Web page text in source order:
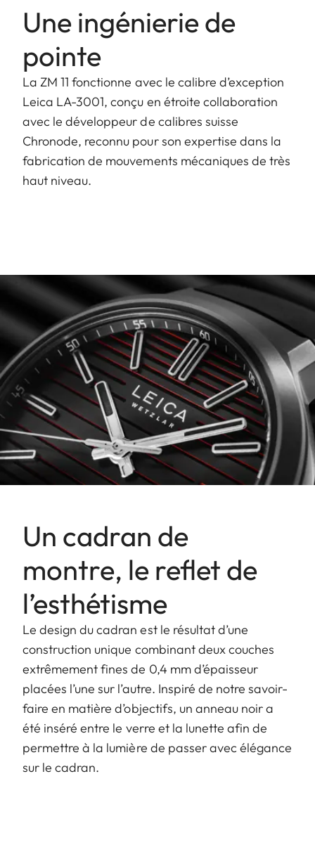
Une ingénierie de
pointe
La ZM 11 fonctionne avec le calibre d’exception
Leica LA-3001, conçu en étroite collaboration
avec le développeur de calibres suisse
Chronode, reconnu pour son expertise dans la
fabrication de mouvements mécaniques de très
haut niveau.
Un cadran de
montre, le reflet de
l’esthétisme
Le design du cadran est le résultat d’une
construction unique combinant deux couches
extrêmement fines de 0,4 mm d’épaisseur
placées l’une sur l’autre. Inspiré de notre savoir-
faire en matière d’objectifs, un anneau noir a
été inséré entre le verre et la lunette afin de
permettre à la lumière de passer avec élégance
sur le cadran.